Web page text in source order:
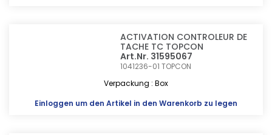
ACTIVATION CONTROLEUR DE
TACHE TC TOPCON
Art.Nr. 31595067
1041236-01TOPCON
Verpackung : Box
Einloggen um den Artikel in den Warenkorb zu legen